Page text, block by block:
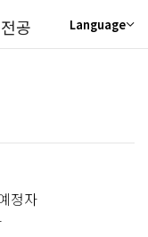
공 Language
정자